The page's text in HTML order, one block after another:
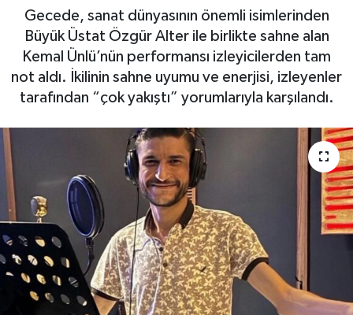
Gecede, sanat dünyasının önemli isimlerinden
Büyük Üstat Özgür Alter ile birlikte sahne alan
Kemal Ünlü’nün performansı izleyicilerden tam
not aldı. İkilinin sahne uyumu ve enerjisi, izleyenler
tarafından “çok yakıştı” yorumlarıyla karşılandı.
Haber Arşivi